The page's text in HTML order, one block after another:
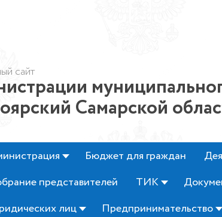
сайт
Самарской
Бюджет для граждан
представителей ТИК
лиц
Предпринимательство